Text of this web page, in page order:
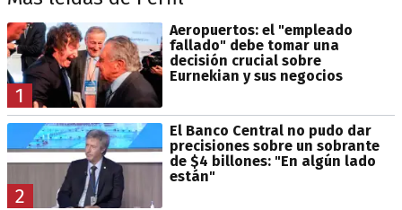
1
Aeropuertos: el "empleado
fallado" debe tomar una
decisión crucial sobre
Eurnekian y sus negocios
2
El Banco Central no pudo dar
precisiones sobre un sobrante
de $4 billones: "En algún lado
están"